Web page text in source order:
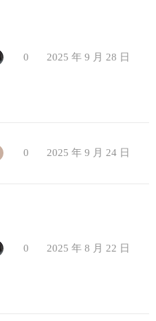
0 2025 年 9 月 28 日
0 2025 年 9 月 24 日
0 2025 年 8 月 22 日